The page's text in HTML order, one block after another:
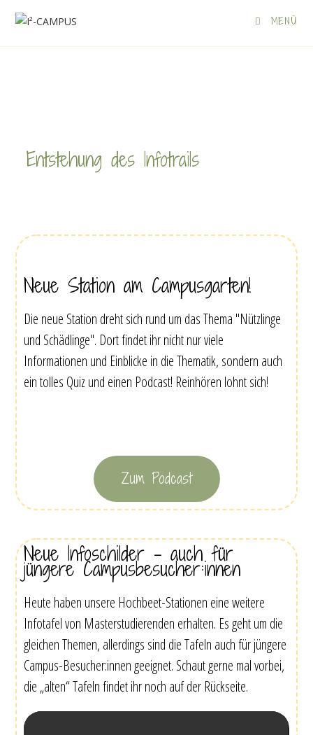
MENÜ
Entstehung des Infotrails
Neue Station am Campusgarten!
Die neue Station dreht sich rund um das Thema "Nützlinge
und Schädlinge". Dort findet ihr nicht nur viele
Informationen und Einblicke in die Thematik, sondern auch
ein tolles Quiz und einen Podcast! Reinhören lohnt sich!
Zum Podcast
Neue Infoschilder - auch für
jüngere Campusbesucher:innen
Heute haben unsere Hochbeet-Stationen eine weitere
Infotafel von Masterstudierenden erhalten. Es geht um die
gleichen Themen, allerdings sind die Tafeln auch für jüngere
Campus-Besucher:innen geeignet. Schaut gerne mal vorbei,
die „alten“ Tafeln findet ihr noch auf der Rückseite.